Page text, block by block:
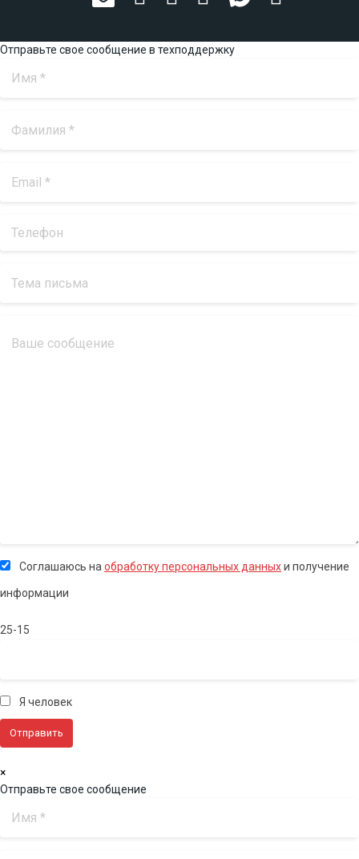
Отправьте свое сообщение в техподдержку
Соглашаюсь на обработку персональных данныхи получение
информации
25-15
Я человек
×
Отправьте свое сообщение